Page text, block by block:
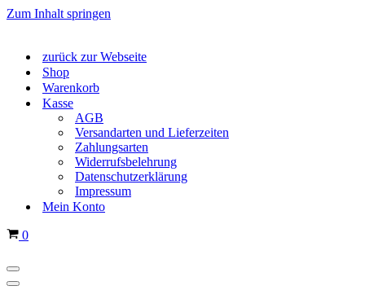
Zum Inhalt springen
zurück zur Webseite
Shop
Warenkorb
Kasse
AGB
Versandarten und Lieferzeiten
Zahlungsarten
Widerrufsbelehrung
Datenschutzerklärung
Impressum
Mein Konto
Warenkorb
0
Navigations-
Menü
Navigations-